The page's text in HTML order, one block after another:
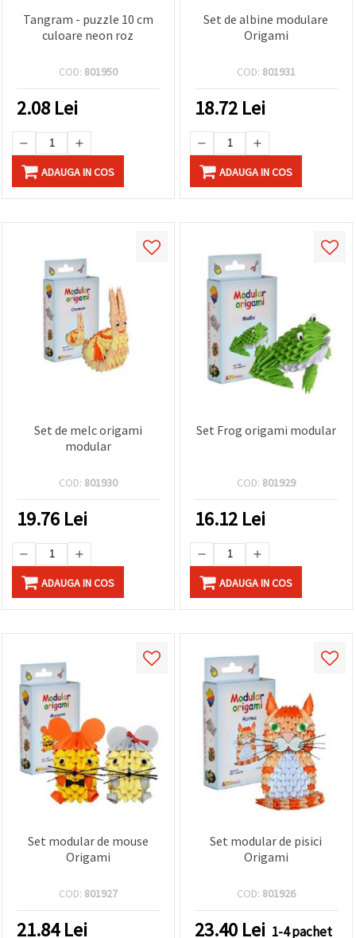
Tangram - puzzle 10 cm
culoare neon roz
COD: 801950
2.08 Lei
ADAUGA IN COS
Set de albine modulare
Origami
COD: 801931
18.72 Lei
ADAUGA IN COS
Set de melc origami
modular
COD: 801930
19.76 Lei
ADAUGA IN COS
Set Frog origami modular
COD: 801929
16.12 Lei
ADAUGA IN COS
Set modular de mouse
Origami
COD: 801927
21.84Lei
Set modular de pisici
Origami
COD: 801926
23.40 Lei 1-4 pachet